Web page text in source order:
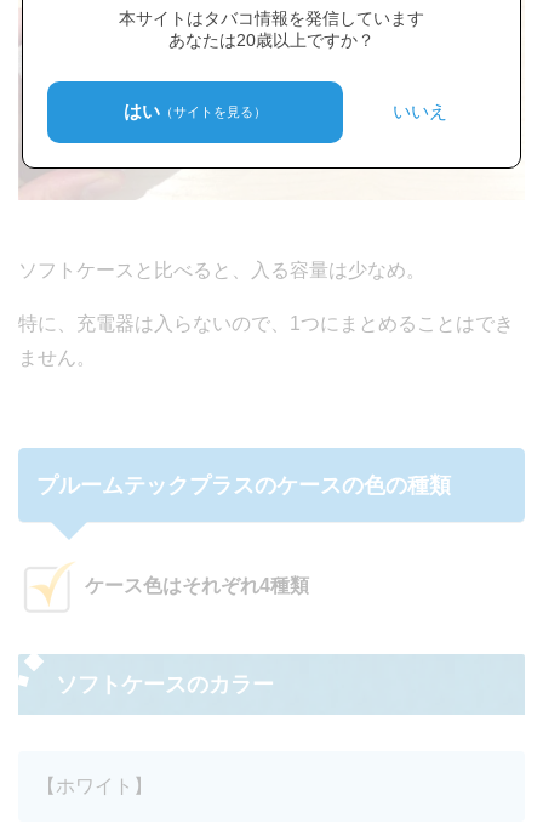
本サイトはタバコ情報を発信しています
あなたは20歳以上ですか？
はい （サイトを見る） いいえ
ソフトケースと比べると、入る容量は少なめ。
特に、充電器は入らないので、1つにまとめることはでき
ません。
プルームテックプラスのケースの色の種類
ケース色はそれぞれ4種類
ソフトケースのカラー
【ホワイト】